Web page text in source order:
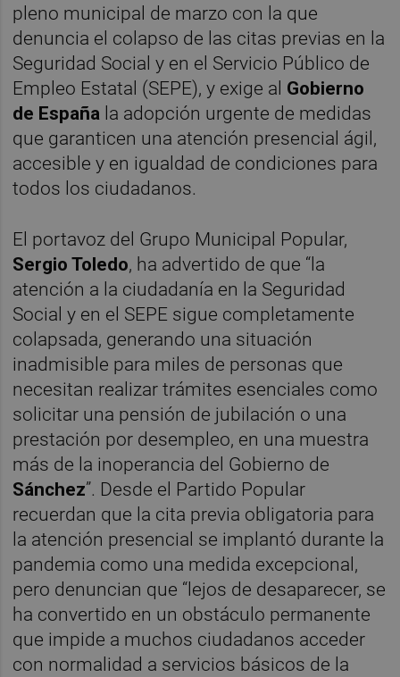
pleno municipal de marzo con la que
denuncia el colapso de las citas previas en la
Seguridad Social y en el Servicio Público de
Empleo Estatal (SEPE), y exige al Gobierno
de España la adopción urgente de medidas
que garanticen una atención presencial ágil,
accesible y en igualdad de condiciones para
todos los ciudadanos.
El portavoz del Grupo Municipal Popular,
Sergio Toledo, ha advertido de que “la
atención a la ciudadanía en la Seguridad
Social y en el SEPE sigue completamente
colapsada, generando una situación
inadmisible para miles de personas que
necesitan realizar trámites esenciales como
solicitar una pensión de jubilación o una
prestación por desempleo, en una muestra
más de la inoperancia del Gobierno de
Sánchez”. Desde el Partido Popular
recuerdan que la cita previa obligatoria para
la atención presencial se implantó durante la
pandemia como una medida excepcional,
pero denuncian que “lejos de desaparecer, se
ha convertido en un obstáculo permanente
que impide a muchos ciudadanos acceder
con normalidad a servicios básicos de la